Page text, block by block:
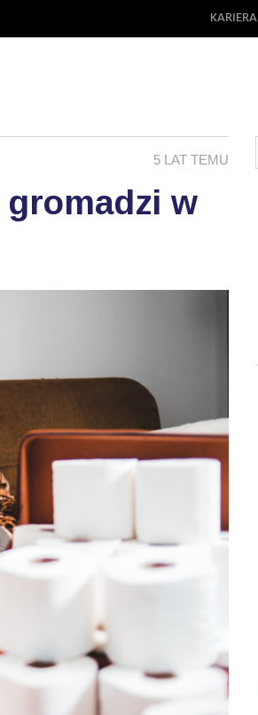
KARIERA
5 LAT TEMU
w